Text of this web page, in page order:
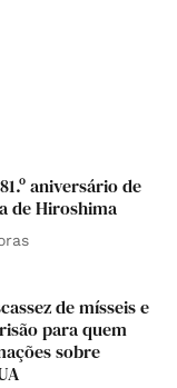
aniversário de
de Hiroshima
de mísseis e
para quem
sobre